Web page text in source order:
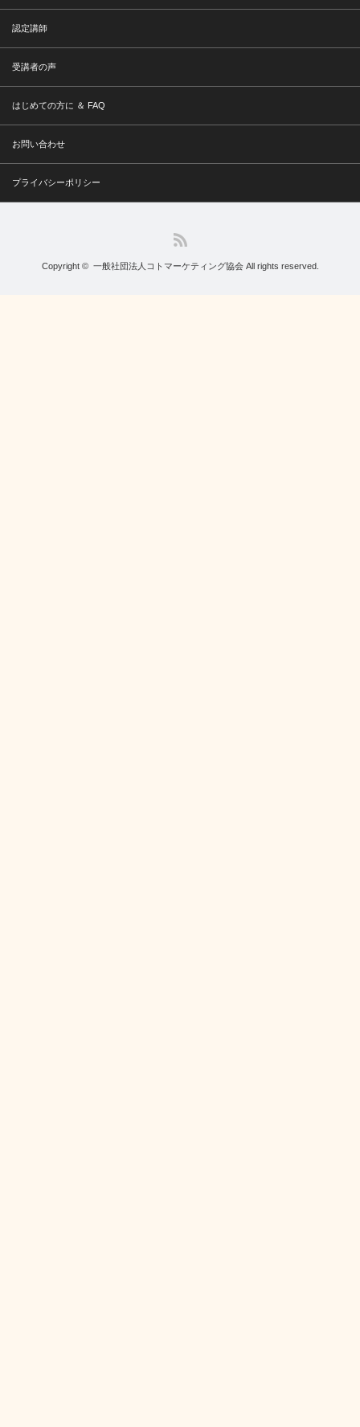
認定講師
受講者の声
はじめての方に ＆ FAQ
お問い合わせ
プライバシーポリシー
Copyright © 一般社団法人コトマーケティング協会All rights reserved.